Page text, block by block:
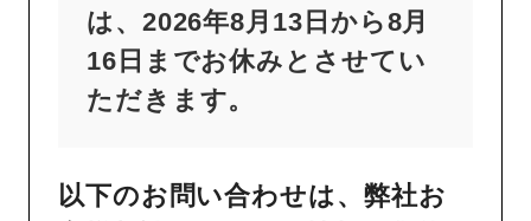
は、2026年8月13日から8月
16日までお休みとさせてい
ただきます。
以下のお問い合わせは、弊社お